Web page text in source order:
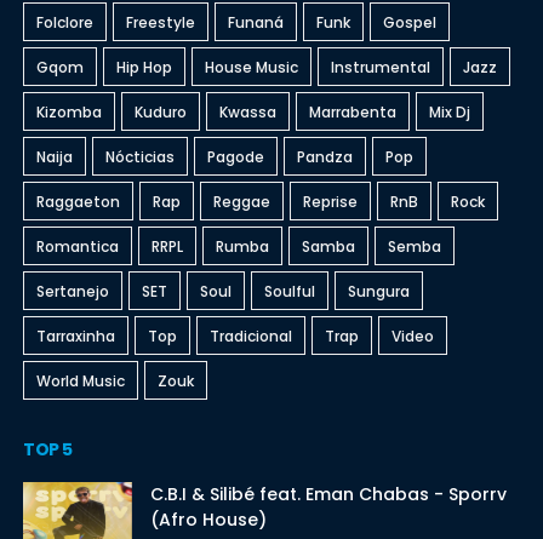
Folclore Freestyle Funaná Funk Gospel
Gqom Hip Hop House Music Instrumental Jazz
Kizomba Kuduro Kwassa Marrabenta Mix Dj
Naija Nócticias Pagode Pandza Pop
Raggaeton Rap Reggae Reprise RnB Rock
Romantica RRPL Rumba Samba Semba
Sertanejo SET Soul Soulful Sungura
Tarraxinha Top Tradicional Trap Video
World Music Zouk
TOP 5
C.B.I & Silibé feat. Eman Chabas - Sporrv
(Afro House)